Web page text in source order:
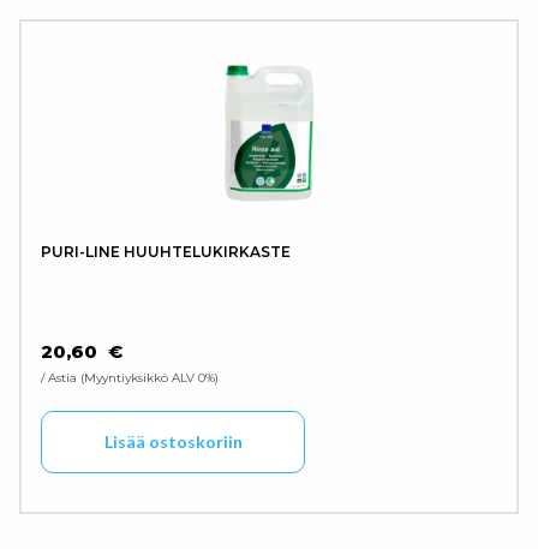
PURI-LINE HUUHTELUKIRKASTE
20,60 €
/ Astia Myyntiyksikkö ALV 0%
Lisää ostoskoriin